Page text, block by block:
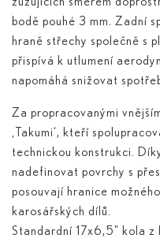
bodě pouhé 3 mm. Zadní
hraně střechy společně s
přispívá k utlumení
napomáhá snižovat
Za propracovanými
‚Takumi‘, kteří
technickou konstrukci.
nadefinovat povrchy s
posouvají hranice
karosářských dílů.
Standardní 17x6,5" kola z